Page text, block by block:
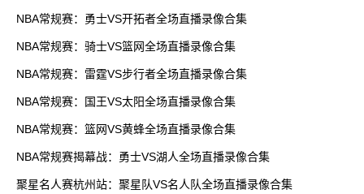
NBA常规赛：勇士VS开拓者全场直播录像合集
NBA常规赛：骑士VS篮网全场直播录像合集
NBA常规赛：雷霆VS步行者全场直播录像合集
NBA常规赛：国王VS太阳全场直播录像合集
NBA常规赛：篮网VS黄蜂全场直播录像合集
NBA常规赛揭幕战：勇士VS湖人全场直播录像合集
聚星名人赛杭州站：聚星队VS名人队全场直播录像合集